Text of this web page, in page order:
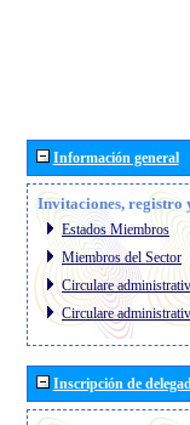
Información general
Invitaciones, registro
Estados Miembros
Miembros del Sector
Circulare
Circulare
Inscripción de